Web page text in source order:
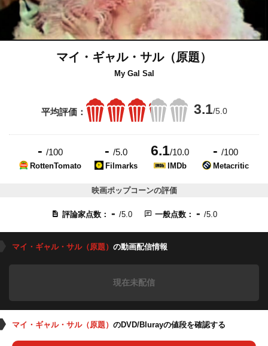
マイ・ギャル・サル（原題）
My Gal Sal
平均評価： 3.1/5.0
- /100
RottenTomato
- /5.0
Filmarks
6.1/10.0
IMDb
- /100
Metacritic
映画ポップコーンの評価
評論家点数： - /5.0 一般点数： - /5.0
マイ・ギャル・サル（原題） の動画配信情報
現在未配信
マイ・ギャル・サル（原題） のDVD/Blurayの値段を確認する